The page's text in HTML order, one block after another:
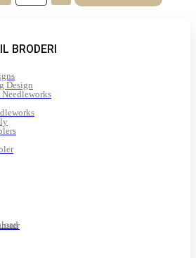
Seasons
(Volume
Two)
BRODERI
Design